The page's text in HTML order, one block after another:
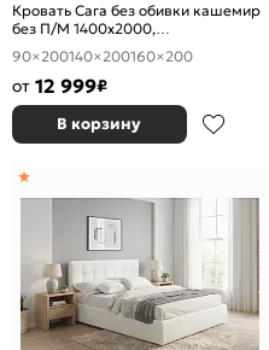
Кровать Сага без обивки кашемир
без П/М 1400x2000,
ортопедическое основание,
изголовье жесткое
90×200140×200160×200
от 12 999₽
В корзину